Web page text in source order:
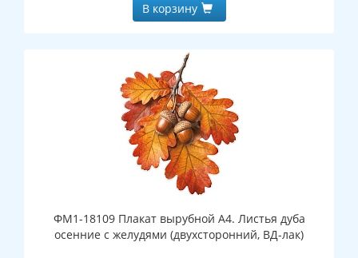
В корзину
ФМ1-18109 Плакат вырубной А4. Листья дуба
осенние с желудями (двухсторонний, ВД-лак)